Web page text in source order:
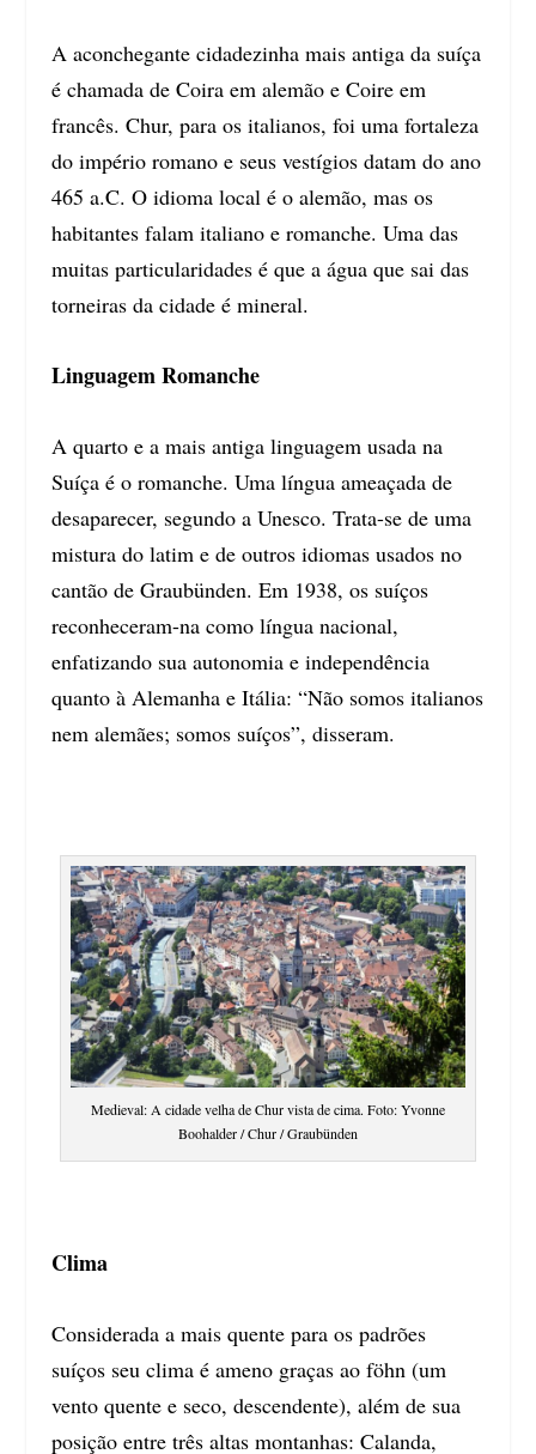
A aconchegante cidadezinha mais antiga da suíça
é chamada de Coira em alemão e Coire em
francês. Chur, para os italianos, foi uma fortaleza
do império romano e seus vestígios datam do ano
465 a.C. O idioma local é o alemão, mas os
habitantes falam italiano e romanche. Uma das
muitas particularidades é que a água que sai das
torneiras da cidade é mineral.
Linguagem Romanche
A quarto e a mais antiga linguagem usada na
Suíça é o romanche. Uma língua ameaçada de
desaparecer, segundo a Unesco. Trata-se de uma
mistura do latim e de outros idiomas usados no
cantão de Graubünden. Em 1938, os suíços
reconheceram-na como língua nacional,
enfatizando sua autonomia e independência
quanto à Alemanha e Itália: “Não somos italianos
nem alemães; somos suíços”, disseram.
Medieval: A cidade velha de Chur vista de cima. Foto: Yvonne
Boohalder / Chur / Graubünden
Clima
Considerada a mais quente para os padrões
suíços seu clima é ameno graças ao föhn (um
vento quente e seco, descendente), além de sua
posição entre três altas montanhas: Calanda,